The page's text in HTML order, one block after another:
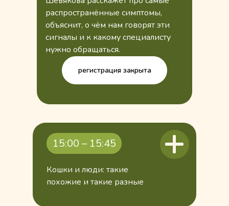
распространённые симптомы,
объяснит, о чём нам говорят эти
сигналы и к какому специалисту
нужно обращаться.
регистрация закрыта
Кошки и люди: такие
похожие и такие разные
15:00 – 15:45